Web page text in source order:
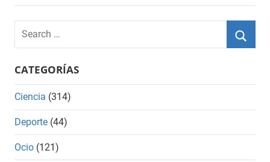
Search
for:
CATEGORÍAS
Ciencia (314)
Deporte (44)
Ocio (121)